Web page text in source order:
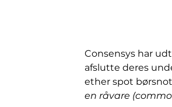
Consensys har
afslutte deres
ether spot
en råvare